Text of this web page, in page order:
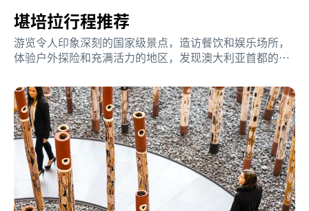
堪培拉行程推荐
游览令人印象深刻的国家级景点，造访餐饮和娱乐场所，
体验户外探险和充满活力的地区，发现澳大利亚首都的无